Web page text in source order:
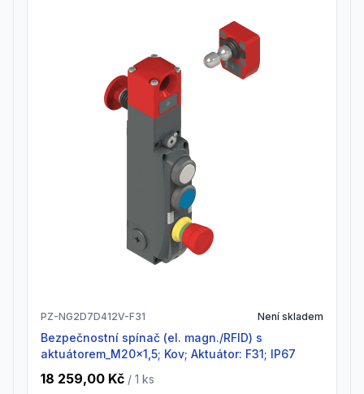
PZ-NG2D7D412V-F31 Není skladem
Bezpečnostní spínač (el. magn./RFID) s
aktuátorem_M20x1,5; Kov; Aktuátor: F31; IP67
18 259,00 Kč / 1 ks